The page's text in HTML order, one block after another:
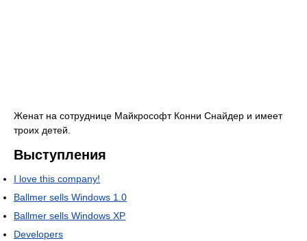
Женат на сотруднице Майкрософт Конни Снайдер и имеет
троих детей.
Выступления
I love this company!
Ballmer sells Windows 1.0
Ballmer sells Windows XP
Developers